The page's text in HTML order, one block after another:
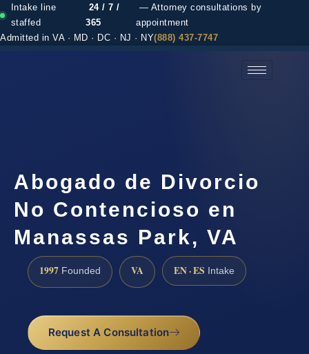
Intake line
staffed
24 / 7 /
365
— Attorney consultations by
appointment
Admitted in VA · MD · DC · NJ · NY(888) 437-7747
Abogado de Divorcio
No Contencioso en
Manassas Park, VA
1997 Founded VA EN · ES Intake
Request A Consultation